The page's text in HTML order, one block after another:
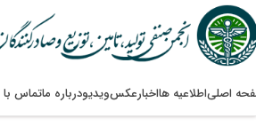
اصلیاطلاعیه هااخبارعکسویدیودرباره ماتماس با